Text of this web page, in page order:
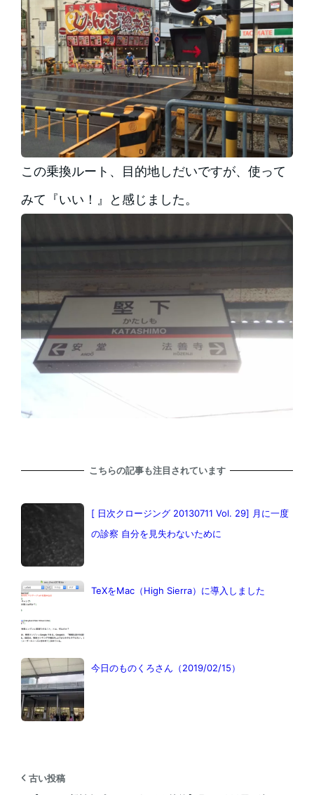
この乗換ルート、目的地しだいですが、使って
みて『いい！』と感じました。
こちらの記事も注目されています
[ 日次クロージング 20130711 Vol. 29] 月に一度
の診察 自分を見失わないために
TeXをMac（High Sierra）に導入しました
今日のものくろさん（2019/02/15）
古い投稿